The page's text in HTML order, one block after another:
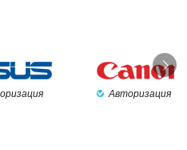
Авторизация